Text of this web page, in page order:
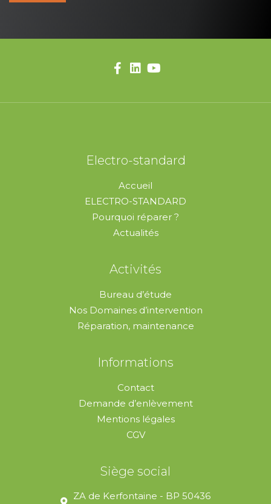
Electro-standard
Accueil
ELECTRO-STANDARD
Pourquoi réparer ?
Actualités
Activités
Bureau d’étude
Nos Domaines d’intervention
Réparation, maintenance
Informations
Contact
Demande d’enlèvement
Mentions légales
CGV
Siège social
ZA de Kerfontaine - BP 50436